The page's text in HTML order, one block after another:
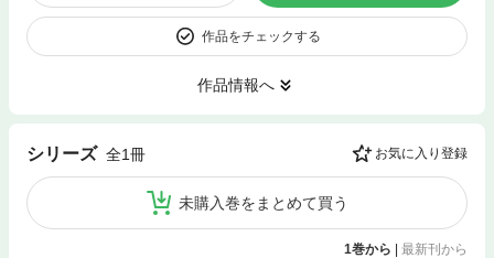
作品をチェックする
作品情報へ
シリーズ 全1冊 お気に入り登録
未購入巻をまとめて買う
1巻から | 最新刊から